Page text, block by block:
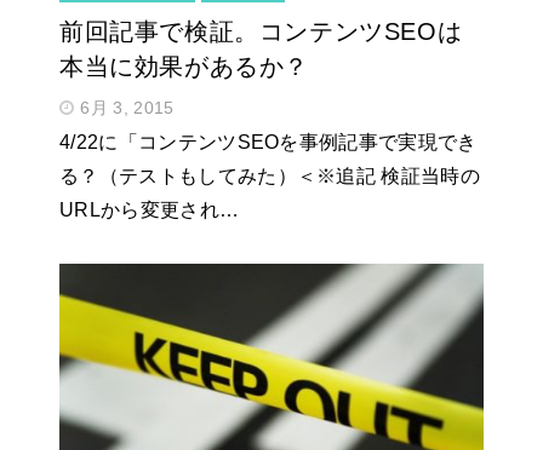
前回記事で検証。コンテンツSEOは
本当に効果があるか？
6月 3, 2015
4/22に「コンテンツSEOを事例記事で実現でき
る？（テストもしてみた）＜※追記 検証当時の
URLから変更され…